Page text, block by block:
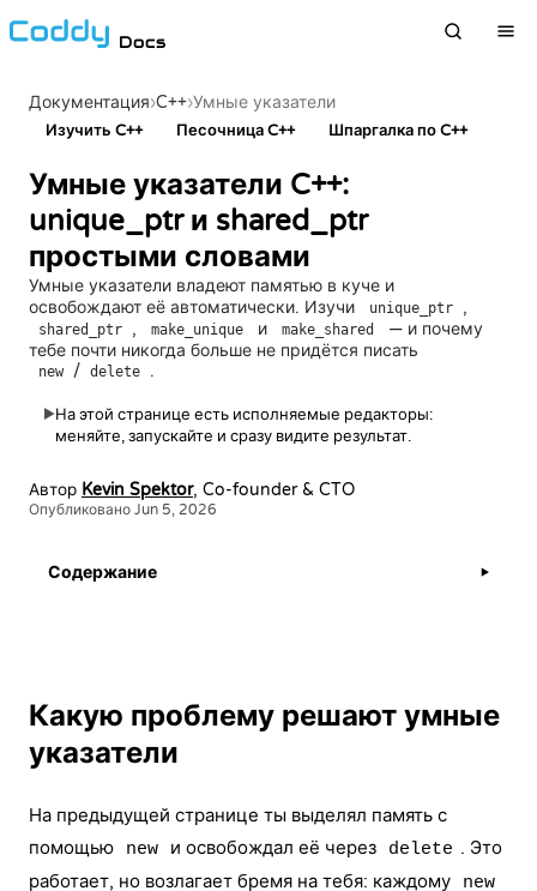
Docs
Документация›C++›Умные указатели
Изучить C++ Песочница C++ Шпаргалка по C++
Умные указатели C++:
unique_ptr и shared_ptr
простыми словами
Умные указатели владеют памятью в куче и
освобождают её автоматически. Изучи
unique_ptr ,
shared_ptr , make_unique и make_shared
— и почему
тебе почти никогда больше не придётся писать
new / delete .
▶На этой странице есть исполняемые редакторы:
меняйте, запускайте и сразу видите результат.
Автор Kevin Spektor, Co-founder & CTO
Опубликовано Jun 5, 2026
Какую проблему решают умные
указатели
На предыдущей странице ты выделял память с
помощью
new и освобождал её через delete . Это
работает, но возлагает бремя на тебя: каждому
new
Содержание ▶